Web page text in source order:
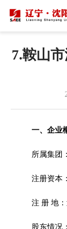
7.鞍山
一、企业
所属集团
注册资本
注 册 地
股东情况